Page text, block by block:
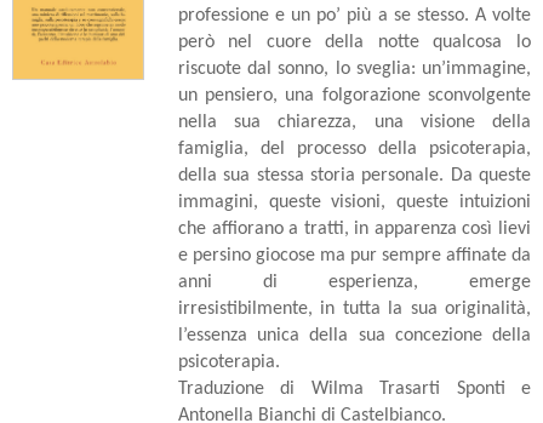
professione e un po’ più a se stesso. A volte
però nel cuore della notte qualcosa lo
riscuote dal sonno, lo sveglia: un’immagine,
un pensiero, una folgorazione sconvolgente
nella sua chiarezza, una visione della
famiglia, del processo della psicoterapia,
della sua stessa storia personale. Da queste
immagini, queste visioni, queste intuizioni
che affiorano a tratti, in apparenza così lievi
e persino giocose ma pur sempre affinate da
anni di esperienza, emerge
irresistibilmente, in tutta la sua originalità,
l’essenza unica della sua concezione della
psicoterapia.
Traduzione di Wilma Trasarti Sponti e
Antonella Bianchi di Castelbianco.